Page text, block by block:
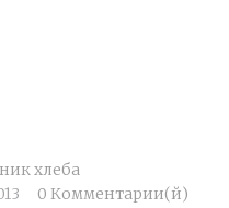
хлеба
0 Комментарии(й)